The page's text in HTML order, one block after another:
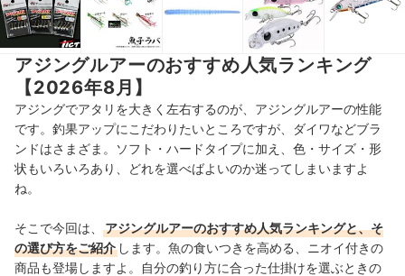
アジングルアーのおすすめ人気ランキング
【2026年8月】
アジングでアタリを大きく左右するのが、アジングルアーの性能
です。釣果アップにこだわりたいところですが、ダイワなどブラ
ンドはさまざま。ソフト・ハードタイプに加え、色・サイズ・形
状もいろいろあり、どれを選べばよいのか迷ってしまいますよ
ね。
そこで今回は、
アジングルアーのおすすめ人気ランキングと、そ
の選び方をご紹介 します。魚の食いつきを高める、ニオイ付きの
商品も登場しますよ。自分の釣り方に合った仕掛けを選ぶときの